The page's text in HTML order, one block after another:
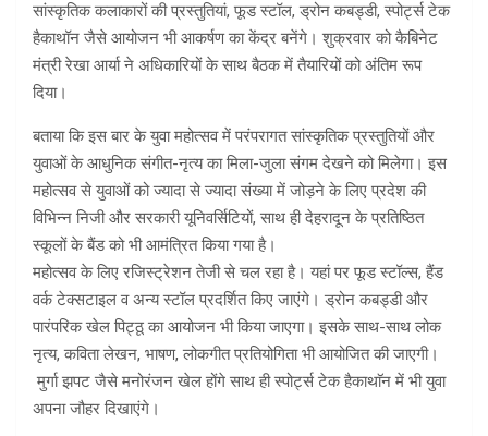
सांस्कृतिक कलाकारों की प्रस्तुतियां, फूड स्टॉल, ड्रोन कबड्डी, स्पोर्ट्स टेक
हैकाथॉन जैसे आयोजन भी आकर्षण का केंद्र बनेंगे। शुक्रवार को कैबिनेट
मंत्री रेखा आर्या ने अधिकारियों के साथ बैठक में तैयारियों को अंतिम रूप
दिया।
बताया कि इस बार के युवा महोत्सव में परंपरागत सांस्कृतिक प्रस्तुतियों और
युवाओं के आधुनिक संगीत-नृत्य का मिला-जुला संगम देखने को मिलेगा। इस
महोत्सव से युवाओं को ज्यादा से ज्यादा संख्या में जोड़ने के लिए प्रदेश की
विभिन्न निजी और सरकारी यूनिवर्सिटियों, साथ ही देहरादून के प्रतिष्ठित
स्कूलों के बैंड को भी आमंत्रित किया गया है।
महोत्सव के लिए रजिस्ट्रेशन तेजी से चल रहा है। यहां पर फूड स्टॉल्स, हैंड
वर्क टेक्सटाइल व अन्य स्टॉल प्रदर्शित किए जाएंगे। ड्रोन कबड्डी और
पारंपरिक खेल पिट्ठू का आयोजन भी किया जाएगा। इसके साथ-साथ लोक
नृत्य, कविता लेखन, भाषण, लोकगीत प्रतियोगिता भी आयोजित की जाएगी।
मुर्गा झपट जैसे मनोरंजन खेल होंगे साथ ही स्पोर्ट्स टेक हैकाथाॅन में भी युवा
अपना जौहर दिखाएंगे।